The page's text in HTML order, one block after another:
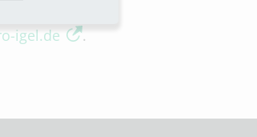
igel.de .